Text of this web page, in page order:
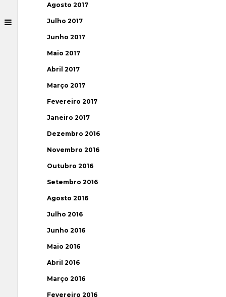
Agosto 2017
Julho 2017
Junho 2017
Maio 2017
Abril 2017
Março 2017
Fevereiro 2017
Janeiro 2017
Dezembro 2016
Novembro 2016
Outubro 2016
Setembro 2016
Agosto 2016
Julho 2016
Junho 2016
Maio 2016
Abril 2016
Março 2016
Fevereiro 2016